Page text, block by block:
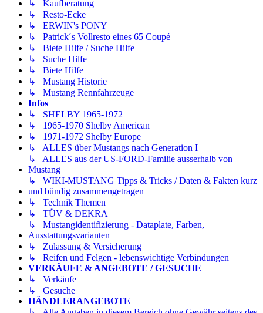
↳ Kaufberatung
↳ Resto-Ecke
↳ ERWIN's PONY
↳ Patrick´s Vollresto eines 65 Coupé
↳ Biete Hilfe / Suche Hilfe
↳ Suche Hilfe
↳ Biete Hilfe
↳ Mustang Historie
↳ Mustang Rennfahrzeuge
Infos
↳ SHELBY 1965-1972
↳ 1965-1970 Shelby American
↳ 1971-1972 Shelby Europe
↳ ALLES über Mustangs nach Generation I
↳ ALLES aus der US-FORD-Familie ausserhalb von
Mustang
↳ WIKI-MUSTANG Tipps & Tricks / Daten & Fakten kurz
und bündig zusammengetragen
↳ Technik Themen
↳ TÜV & DEKRA
↳ Mustangidentifizierung - Dataplate, Farben,
Ausstattungsvarianten
↳ Zulassung & Versicherung
↳ Reifen und Felgen - lebenswichtige Verbindungen
VERKÄUFE & ANGEBOTE / GESUCHE
↳ Verkäufe
↳ Gesuche
HÄNDLERANGEBOTE